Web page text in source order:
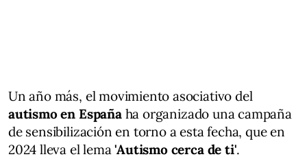
Un año más, el movimiento asociativo del
autismo en Españaha organizado una campaña
de sensibilización en torno a esta fecha, que en
2024 lleva el lema'Autismo cerca de ti'.